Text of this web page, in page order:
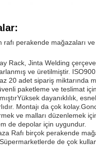
rafı perakende mağazaları
Rack, Jinta Welding çerçeve
ve üretilmiştir.
20 adet sipariş miktarında
paketleme ve teslimat
dayanıklılık,
Montajı da çok
ve malları düzenlemek
de depolar için uygundur.
Rafı birçok perakende
de çok